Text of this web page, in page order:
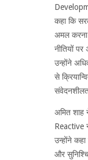
कहा कि
अमल करना
नीतियों
उन्होंने
से
अमित शाह
Reactive
उन्होंने
और